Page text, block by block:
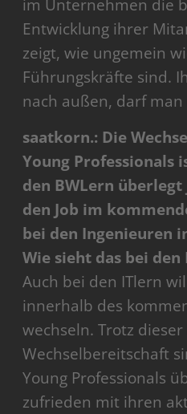
im Unternehmen die
Entwicklung ihrer
zeigt, wie ungemein
Führungskräfte sind.
nach außen, darf
saatkorn.: Die
Young Professionals
den BWLern
den Job im
bei den Ingenieuren
Wie sieht das bei
Auch bei den ITlern
innerhalb des
wechseln. Trotz
Wechselbereitschaft
Young Professionals
zufrieden mit ihren